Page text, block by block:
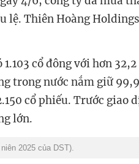
lệ. Thiên Hoàng
cổ đông với hơn
trong nước nắm giữ
cổ phiếu. Trước giao
lớn.
2025 của DST).